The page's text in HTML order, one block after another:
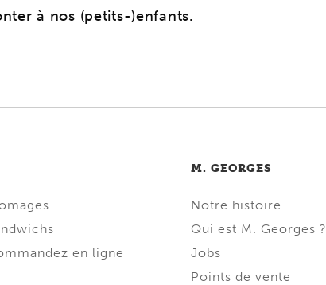
à nos (petits-)enfants.
en ligne
M. GEORGES
Notre histoire
Qui est M. Georges ?
Jobs
Points de vente